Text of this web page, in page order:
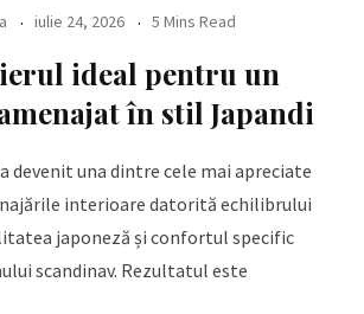
iulie 24, 2026 5 Mins Read
ideal pentru un
în stil Japandi
devenit una dintre cele mai apreciate
interioare datorită echilibrului
japoneză și confortul specific
scandinav. Rezultatul este